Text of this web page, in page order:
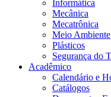
Informática
Mecânica
Mecatrônica
Meio Ambiente
Plásticos
Segurança do
Acadêmico
Calendário e
Catálogos